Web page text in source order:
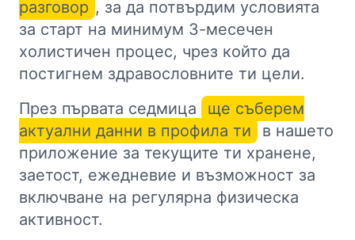
разговор , за да потвърдим условията
за старт на минимум 3-месечен
холистичен процес, чрез който да
постигнем здравословните ти цели.
През първата седмица
ще съберем
актуални данни в профила ти
в нашето
приложение за текущите ти хранене,
заетост, ежедневие и възможност за
включване на регулярна физическа
активност.